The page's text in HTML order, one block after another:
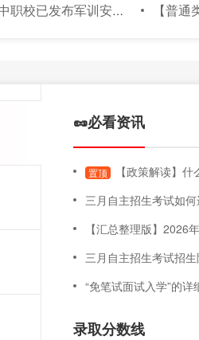
中职新生军训实用指南，必备物品、注意事项都在这！
【普通类专场已
🥜必看资讯
置顶
【政策解读】什
三月自主招生考试如
【汇总整理版】2026年上海三月自主招
三月自主招生考试招
“免笔试面试入学”的详
录取分数线